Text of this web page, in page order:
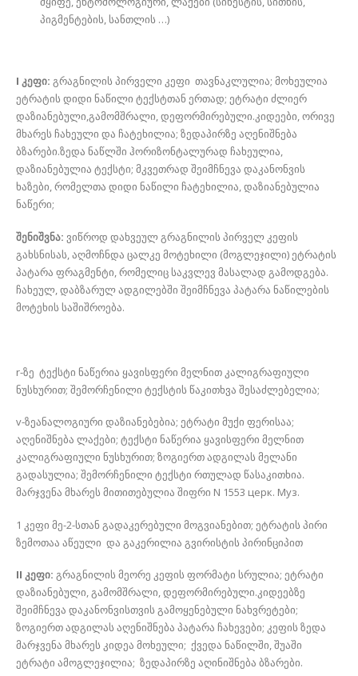
პიგმენტების, სანთლის …)
I კეფი: გრაგნილის პირველი კეფი თავნაკლულია; მოხეულია
ეტრატის დიდი ნაწილი ტექსტთან ერთად; ეტრატი ძლიერ
დაზიანებული,გამომშრალი, დეფორმირებული.კიდეები, ორივე
მხარეს ჩახეული და ჩატეხილია; ზედაპირზე აღენიშნება
ბზარები.ზედა ნაწლში ჰორიზონტალურად ჩახეულია,
დაზიანებულია ტექსტი; მკვეთრად შეიმჩნევა დაკანონვის
ხაზები, რომელთა დიდი ნაწილი ჩატეხილია, დაზიანებულია
ნაწერი;
შენიშვნა: ვიწროდ დახვეულ გრაგნილის პირველ კეფის
გახსნისას, აღმოჩნდა ცალკე მოტეხილი (მოგლეჯილი) ეტრატის
პატარა ფრაგმენტი, რომელიც საკვლევ მასალად გამოდგება.
ჩახეულ, დაბზარულ ადგილებში შეიმჩნევა პატარა ნაწილების
მოტეხის საშიშროება.
r-ზე ტექსტი ნაწერია ყავისფერი მელნით კალიგრაფიული
ნუსხურით; შემორჩენილი ტექსტის წაკითხვა შესაძლებელია;
v-ზეანალოგიური დაზიანებებია; ეტრატი მუქი ფერისაა;
აღენიშნება ლაქები; ტექსტი ნაწერია ყავისფერი მელნით
კალიგრაფიული ნუსხურით; ზოგიერთ ადგილას მელანი
გადასულია; შემორჩენილი ტექსტი რთულად წასაკითხია.
მარჯვენა მხარეს მითითებულია შიფრი N 1553 церк. Муз.
1 კეფი მე-2-სთან გადაკერებული მოგვიანებით; ეტრატის პირი
ზემოთაა აწეული და გაკერილია გვირისტის პირინციპით
II კეფი: გრაგნილის მეორე კეფის ფორმატი სრულია; ეტრატი
დაზიანებული, გამომშრალი, დეფორმირებული.კიდეებზე
შეიმჩნევა დაკანონვისთვის გამოყენებული ნახვრეტები;
ზოგიერთ ადგილას აღენიშნება პატარა ჩახევები; კეფის ზედა
მარჯვენა მხარეს კიდეა მოხეული; ქვედა ნაწილში, შუაში
ეტრატი ამოგლეჯილია; ზედაპირზე აღინიშნება ბზარები.